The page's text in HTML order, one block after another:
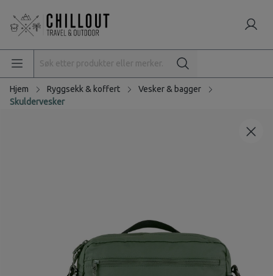
Hjem Ryggsekk & koffert
Vesker & bagger
Skuldervesker